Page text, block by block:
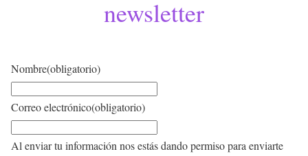
newsletter
Nombre(obligatorio)
Correo electrónico(obligatorio)
Al enviar tu información nos estás dando permiso para enviarte